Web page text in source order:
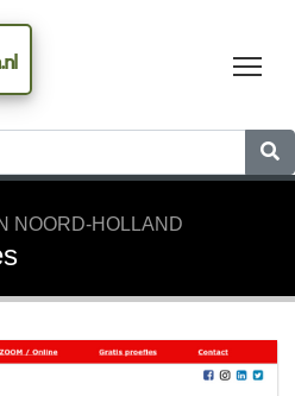
NOORD-HOLLAND